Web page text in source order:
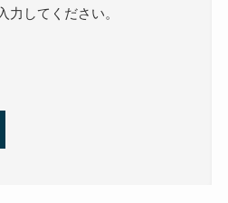
力してください。